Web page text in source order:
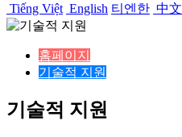
Tiếng Việt English 티엔한 中文
홈페이지
기술적 지원
기술적 지원